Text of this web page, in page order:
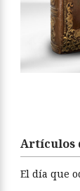
Artículos
El día que